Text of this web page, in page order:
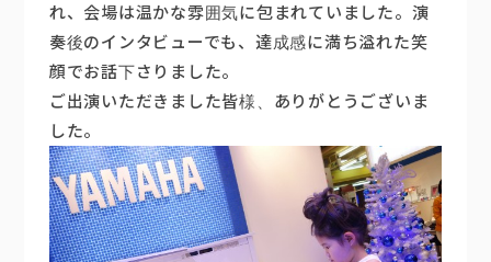
れ、会場は温かな雰囲気に包まれていました。演
奏後のインタビューでも、達成感に満ち溢れた笑
顔でお話下さりました。
ご出演いただきました皆様、ありがとうございま
した。